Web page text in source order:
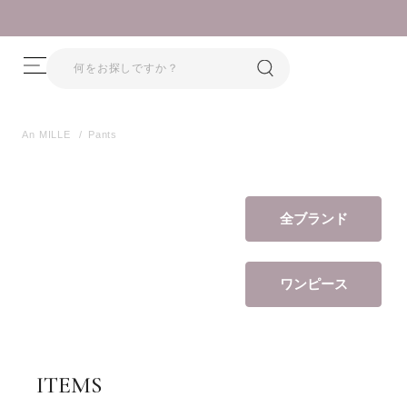
An MILLE Pants
全ブランド
ワンピース
ITEMS